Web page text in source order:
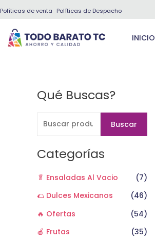
al
contenido
Políticas de venta Políticas de Despacho
INICIO
Qué Buscas?
B
c
a
p
o
Buscar
Categorías
🥬 Ensaladas Al Vacio
(7)
🌮 Dulces Mexicanos
(46)
🔥 Ofertas
(54)
🍎 Frutas
(35)